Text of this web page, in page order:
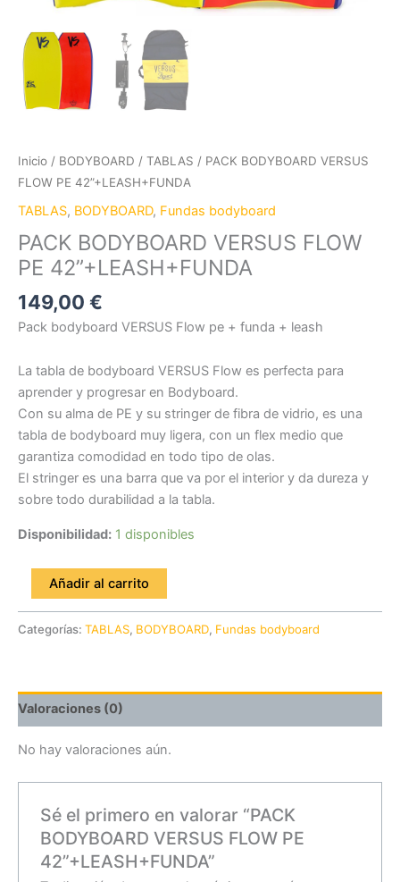
Inicio / BODYBOARD / TABLAS / PACK BODYBOARD VERSUS
FLOW PE 42”+LEASH+FUNDA
TABLAS, BODYBOARD, Fundas bodyboard
PACK BODYBOARD VERSUS FLOW
PE 42”+LEASH+FUNDA
149,00 €
Pack bodyboard VERSUS Flow pe + funda + leash
La tabla de bodyboard VERSUS Flow es perfecta para
aprender y progresar en Bodyboard.
Con su alma de PE y su stringer de fibra de vidrio, es una
tabla de bodyboard muy ligera, con un flex medio que
garantiza comodidad en todo tipo de olas.
El stringer es una barra que va por el interior y da dureza y
sobre todo durabilidad a la tabla.
Disponibilidad: 1 disponibles
Añadir al carrito
Categorías: TABLAS, BODYBOARD, Fundas bodyboard
Valoraciones (0)
No hay valoraciones aún.
Sé el primero en valorar “PACK
BODYBOARD VERSUS FLOW PE
42”+LEASH+FUNDA”